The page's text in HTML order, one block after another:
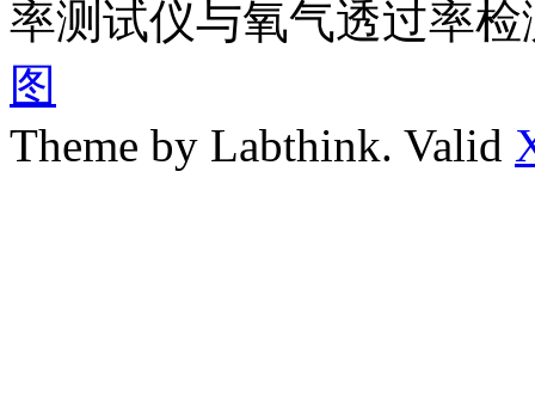
率测试仪与氧气透过率
图
Theme by Labthink. Valid